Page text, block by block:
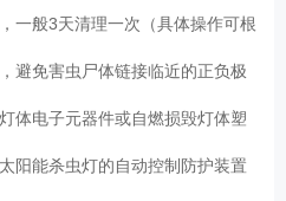
一般3天清理一次（具体操作可根
避免害虫尸体链接临近的正负极
体电子元器件或自燃损毁灯体塑
阳能杀虫灯的自动控制防护装置